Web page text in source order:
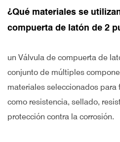
¿Qué materiales se
compuerta de latón de 2
un Válvula de compuerta de
conjunto de múltiples
materiales seleccionados para
como resistencia, sellado,
protección contra la corrosión.